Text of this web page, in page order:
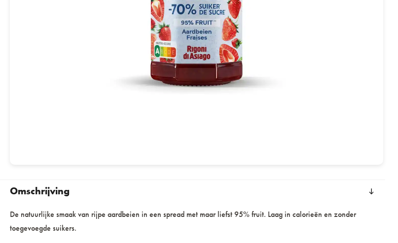
Omschrijving
De natuurlijke smaak van rijpe aardbeien in een spread met maar liefst 95% fruit. Laag in calorieën en zonder
toegevoegde suikers.